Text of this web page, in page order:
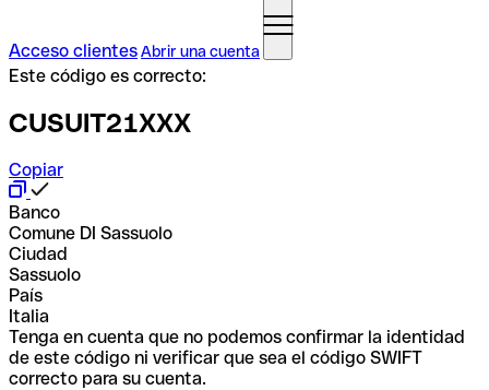
Acceso clientesAbrir una cuenta
Este código es correcto:
CUSUIT21XXX
Copiar
Banco
Comune DI Sassuolo
Ciudad
Sassuolo
País
Italia
Tenga en cuenta que no podemos confirmar la identidad
de este código ni verificar que sea el código SWIFT
correcto para su cuenta.